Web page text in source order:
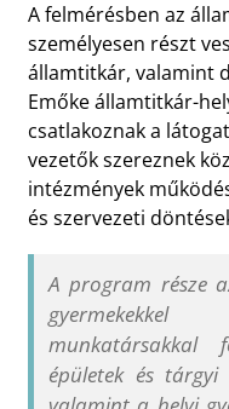
A felmérésben az
személyesen részt
államtitkár, valamint
Emőke államtitkár-
csatlakoznak a
vezetők szereznek
intézmények
és szervezeti
A program része
munkatársakkal
épületek és tárgyi